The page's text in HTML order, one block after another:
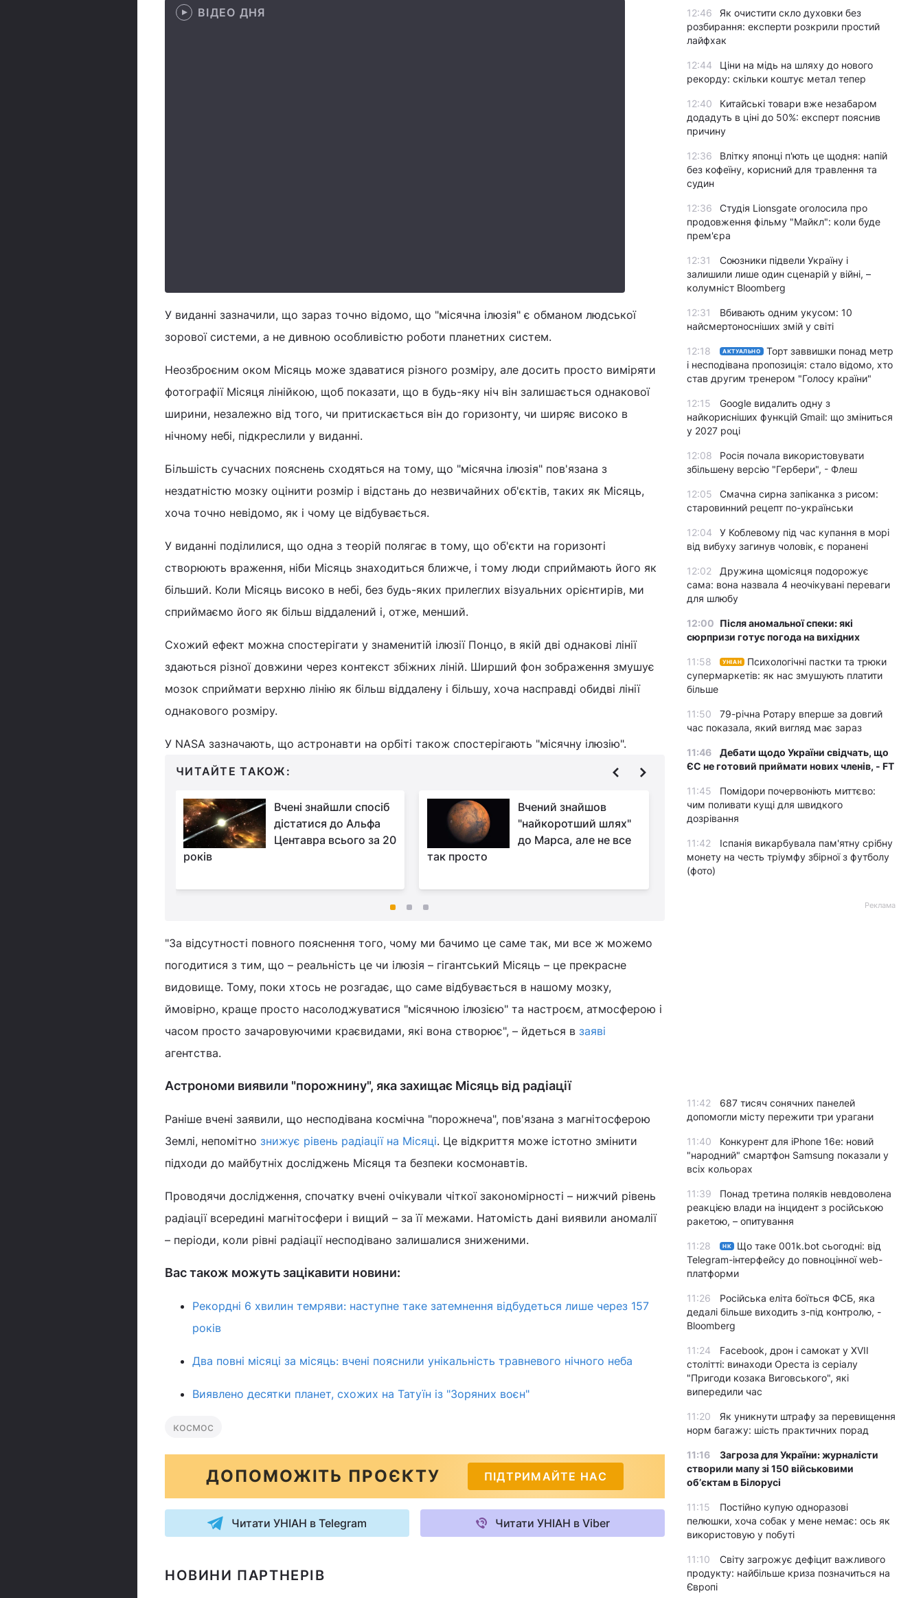
ВІДЕО ДНЯ
У виданні зазначили, що зараз точно відомо, що "місячна ілюзія" є обманом людської
зорової системи, а не дивною особливістю роботи планетних систем.
Неозброєним оком Місяць може здаватися різного розміру, але досить просто виміряти
фотографії Місяця лінійкою, щоб показати, що в будь-яку ніч він залишається однакової
ширини, незалежно від того, чи притискається він до горизонту, чи ширяє високо в
нічному небі, підкреслили у виданні.
Більшість сучасних пояснень сходяться на тому, що "місячна ілюзія" пов'язана з
нездатністю мозку оцінити розмір і відстань до незвичайних об'єктів, таких як Місяць,
хоча точно невідомо, як і чому це відбувається.
У виданні поділилися, що одна з теорій полягає в тому, що об'єкти на горизонті
створюють враження, ніби Місяць знаходиться ближче, і тому люди сприймають його як
більший. Коли Місяць високо в небі, без будь-яких прилеглих візуальних орієнтирів, ми
сприймаємо його як більш віддалений і, отже, менший.
Схожий ефект можна спостерігати у знаменитій ілюзії Понцо, в якій дві однакові лінії
здаються різної довжини через контекст збіжних ліній. Ширший фон зображення змушує
мозок сприймати верхню лінію як більш віддалену і більшу, хоча насправді обидві лінії
однакового розміру.
У NASA зазначають, що астронавти на орбіті також спостерігають "місячну ілюзію".
ЧИТАЙТЕ ТАКОЖ:
Вчені знайшли спосіб
дістатися до Альфа
Центавра всього за 20
років
Вчений знайшов
"найкоротший шлях"
до Марса, але не все
так просто
Космічний
виявлено вид, який
здатний виживати в
найекстремальніших умовах
"За відсутності повного пояснення того, чому ми бачимо це саме так, ми все ж можемо
погодитися з тим, що – реальність це чи ілюзія – гігантський Місяць – це прекрасне
видовище. Тому, поки хтось не розгадає, що саме відбувається в нашому мозку,
ймовірно, краще просто насолоджуватися "місячною ілюзією" та настроєм, атмосферою і
часом просто зачаровуючими краєвидами, які вона створює", – йдеться в заяві
агентства.
Астрономи виявили "порожнину", яка захищає Місяць від радіації
Раніше вчені заявили, що несподівана космічна "порожнеча", пов'язана з магнітосферою
Землі, непомітно знижує рівень радіації на Місяці. Це відкриття може істотно змінити
підходи до майбутніх досліджень Місяця та безпеки космонавтів.
Проводячи дослідження, спочатку вчені очікували чіткої закономірності – нижчий рівень
радіації всередині магнітосфери і вищий – за її межами. Натомість дані виявили аномалії
– періоди, коли рівні радіації несподівано залишалися зниженими.
Вас також можуть зацікавити новини:
Рекордні 6 хвилин темряви: наступне таке затемнення відбудеться лише через 157
років
Два повні місяці за місяць: вчені пояснили унікальність травневого нічного неба
Виявлено десятки планет, схожих на Татуїн із "Зоряних воєн"
космос
ДОПОМОЖІТЬ ПРОЄКТУ ПІДТРИМАЙТЕ НАС
Читати УНІАН в Telegram Читати УНІАН в Viber
НОВИНИ ПАРТНЕРІВ
12:46
Як очистити скло духовки без
розбирання: експерти розкрили простий
лайфхак
12:44
Ціни на мідь на шляху до нового
рекорду: скільки коштує метал тепер
12:40
Китайські товари вже незабаром
додадуть в ціні до 50%: експерт пояснив
причину
12:36
Влітку японці п'ють це щодня: напій
без кофеїну, корисний для травлення та
судин
12:36
Студія Lionsgate оголосила про
продовження фільму "Майкл": коли буде
прем'єра
12:31
Союзники підвели Україну і
залишили лише один сценарій у війні, –
колумніст Bloomberg
12:31
Вбивають одним укусом: 10
найсмертоносніших змій у світі
12:18 АКТУАЛЬНО
Торт заввишки понад метр
і несподівана пропозиція: стало відомо, хто
став другим тренером "Голосу країни"
12:15
Google видалить одну з
найкорисніших функцій Gmail: що зміниться
у 2027 році
12:08
Росія почала використовувати
збільшену версію "Гербери", - Флеш
12:05
Смачна сирна запіканка з рисом:
старовинний рецепт по-українськи
12:04
У Коблевому під час купання в морі
від вибуху загинув чоловік, є поранені
12:02
Дружина щомісяця подорожує
сама: вона назвала 4 неочікувані переваги
для шлюбу
12:00 Після аномальної спеки: які
сюрпризи готує погода на вихідних
11:58 УНІАН
Психологічні пастки та трюки
супермаркетів: як нас змушують платити
більше
11:50
79-річна Ротару вперше за довгий
час показала, який вигляд має зараз
11:46
Дебати щодо України свідчать, що
ЄС не готовий приймати нових членів, - FT
11:45
Помідори почервоніють миттєво:
чим поливати кущі для швидкого
дозрівання
11:42
Іспанія викарбувала пам'ятну срібну
монету на честь тріумфу збірної з футболу
(фото)
Реклама
11:42
687 тисяч сонячних панелей
допомогли місту пережити три урагани
11:40
Конкурент для iPhone 16e: новий
"народний" смартфон Samsung показали у
всіх кольорах
11:39
Понад третина поляків невдоволена
реакцією влади на інцидент з російською
ракетою, – опитування
11:28 НК
Що таке 001k.bot сьогодні: від
Telegram-інтерфейсу до повноцінної web-
платформи
11:26
Російська еліта боїться ФСБ, яка
дедалі більше виходить з-під контролю, -
Bloomberg
11:24
Facebook, дрон і самокат у XVII
столітті: винаходи Ореста із серіалу
"Пригоди козака Виговського", які
випередили час
11:20
Як уникнути штрафу за перевищення
норм багажу: шість практичних порад
11:16
Загроза для України: журналісти
створили мапу зі 150 військовими
обʼєктам в Білорусі
11:15
Постійно купую одноразові
пелюшки, хоча собак у мене немає: ось як
використовую у побуті
11:10
Світу загрожує дефіцит важливого
продукту: найбільше криза позначиться на
Європі